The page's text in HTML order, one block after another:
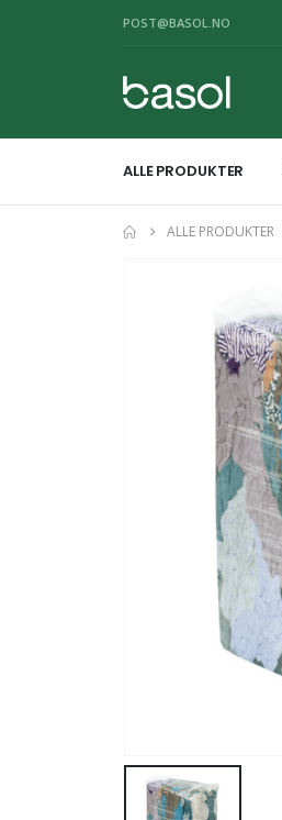
POST@BASOL.NO
ALLE PRODUKTER
ALLE PRODUKTER